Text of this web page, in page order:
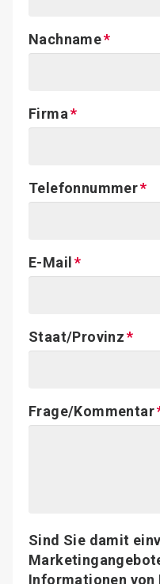
Nachname
Firma
Telefonnummer
E-Mail
Staat/Provinz
Frage/Kommentar
Sind Sie damit
Informationen von